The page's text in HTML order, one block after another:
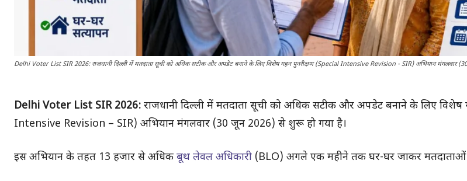
Delhi Voter List SIR 2026: राजधानी दिल्ली में मतदाता सूची को अधिक सटीक और अपडेट बनाने के लिए विशेष गहन पुनरीक्षण (Special Intensive Revision - SIR) अभियान मंगलवार
Delhi Voter List SIR 2026: राजधानी दिल्ली में मतदाता सूची को अधिक सटीक और अपडेट बनाने के लिए विशेष
Intensive Revision – SIR) अभियान मंगलवार (30 जून 2026) से शुरू हो गया है।
इस अभियान के तहत 13 हजार से अधिक बूथ लेवल अधिकारी (BLO) अगले एक महीने तक घर-घर जाकर मतदाताओं